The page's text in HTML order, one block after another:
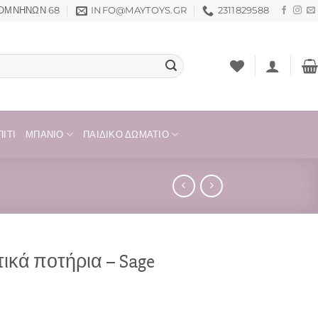
68 INFO@MAYTOYS.GR 2311829588
ΜΠΆΝΙΟ ΠΑΙΔΙΚΌ ΔΩΜΆΤΙΟ
ποτήρια – Sage